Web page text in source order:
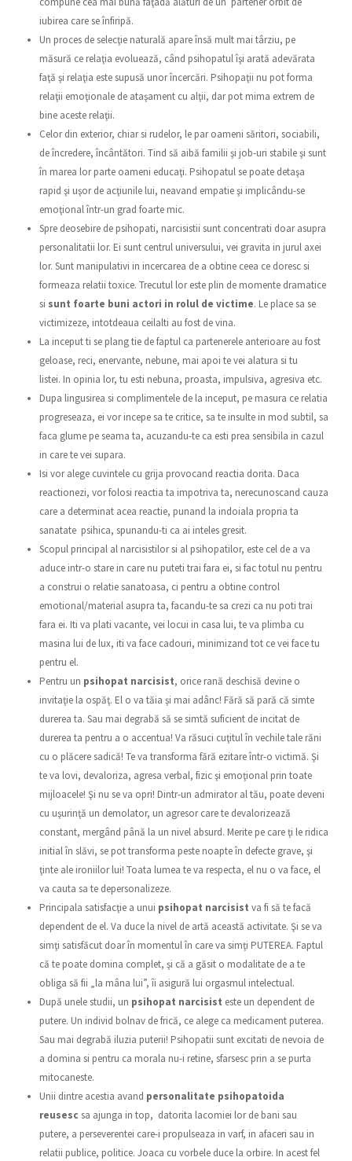
iubirea care se înfiripă.
Un proces de selecţie naturală apare însă mult mai târziu, pe
măsură ce relaţia evoluează, când psihopatul îşi arată adevărata
faţă şi relaţia este supusă unor încercări. Psihopaţii nu pot forma
relaţii emoţionale de ataşament cu alţii, dar pot mima extrem de
bine aceste relaţii.
Celor din exterior, chiar si rudelor, le par oameni săritori, sociabili,
de încredere, încântători. Tind să aibă familii şi job-uri stabile şi sunt
în marea lor parte oameni educaţi. Psihopatul se poate detaşa
rapid şi uşor de acţiunile lui, neavand empatie şi implicându-se
emoţional într-un grad foarte mic.
Spre deosebire de psihopati, narcisistii sunt concentrati doar asupra
personalitatii lor. Ei sunt centrul universului, vei gravita in jurul axei
lor. Sunt manipulativi in incercarea de a obtine ceea ce doresc si
formeaza relatii toxice. Trecutul lor este plin de momente dramatice
si sunt foarte buni actori in rolul de victime. Le place sa se
victimizeze, intotdeaua ceilalti au fost de vina.
La inceput ti se plang tie de faptul ca partenerele anterioare au fost
geloase, reci, enervante, nebune, mai apoi te vei alatura si tu
listei. In opinia lor, tu esti nebuna, proasta, impulsiva, agresiva etc.
Dupa lingusirea si complimentele de la inceput, pe masura ce relatia
progreseaza, ei vor incepe sa te critice, sa te insulte in mod subtil, sa
faca glume pe seama ta, acuzandu-te ca esti prea sensibila in cazul
in care te vei supara.
Isi vor alege cuvintele cu grija provocand reactia dorita. Daca
reactionezi, vor folosi reactia ta impotriva ta, nerecunoscand cauza
care a determinat acea reactie, punand la indoiala propria ta
sanatate psihica, spunandu-ti ca ai inteles gresit.
Scopul principal al narcisistilor si al psihopatilor, este cel de a va
aduce intr-o stare in care nu puteti trai fara ei, si fac totul nu pentru
a construi o relatie sanatoasa, ci pentru a obtine control
emotional/material asupra ta, facandu-te sa crezi ca nu poti trai
fara ei. Iti va plati vacante, vei locui in casa lui, te va plimba cu
masina lui de lux, iti va face cadouri, minimizand tot ce vei face tu
pentru el.
Pentru un psihopat narcisist, orice rană deschisă devine o
invitaţie la ospăţ. El o va tăia şi mai adânc! Fără să pară că simte
durerea ta. Sau mai degrabă să se simtă suficient de incitat de
durerea ta pentru a o accentua! Va răsuci cuţitul în vechile tale răni
cu o plăcere sadică! Te va transforma fără ezitare într-o victimă. Şi
te va lovi, devaloriza, agresa verbal, fizic şi emoţional prin toate
mijloacele! Şi nu se va opri! Dintr-un admirator al tău, poate deveni
cu uşurinţă un demolator, un agresor care te devalorizează
constant, mergând până la un nivel absurd. Merite pe care ţi le ridica
initial în slăvi, se pot transforma peste noapte în defecte grave, şi
ţinte ale ironiilor lui! Toata lumea te va respecta, el nu o va face, el
va cauta sa te depersonalizeze.
Principala satisfacţie a unui psihopat narcisist va fi să te facă
dependent de el. Va duce la nivel de artă această activitate. Şi se va
simţi satisfăcut doar în momentul în care va simţi PUTEREA. Faptul
că te poate domina complet, şi că a găsit o modalitate de a te
obliga să fii „la mâna lui”, îi asigură lui orgasmul intelectual.
După unele studii, un psihopat narcisist este un dependent de
putere. Un individ bolnav de frică, ce alege ca medicament puterea.
Sau mai degrabă iluzia puterii! Psihopatii sunt excitati de nevoia de
a domina si pentru ca morala nu-i retine, sfarsesc prin a se purta
mitocaneste.
Unii dintre acestia avand personalitate psihopatoida
reusesc sa ajunga in top, datorita lacomiei lor de bani sau
putere, a perseverentei care-i propulseaza in varf, in afaceri sau in
relatii publice, politice. Joaca cu vorbele duce la orbire. In acest fel